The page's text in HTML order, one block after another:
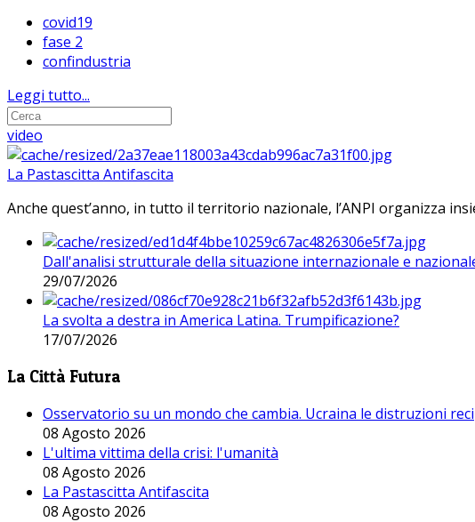
covid19
fase 2
confindustria
Leggi tutto...
video
La Pastascitta Antifascita
Anche quest’anno, in tutto il territorio nazionale, l’ANPI organizza
Dall'analisi strutturale della situazione internazionale e
29/07/2026
La svolta a destra in America Latina. Trumpificazione?
17/07/2026
La Città Futura
Osservatorio su un mondo che cambia. Ucraina le distruzioni
08 Agosto 2026
L'ultima vittima della crisi: l'umanità
08 Agosto 2026
La Pastascitta Antifascita
08 Agosto 2026